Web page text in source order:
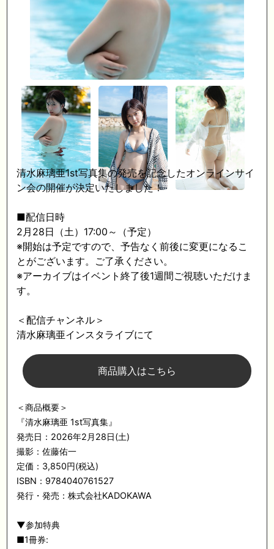
清水麻璃亜1st写真集の発売を記念したオンラインサイ
ン会の開催が決定いたしました！
■配信日時
2月28日（土）17:00～（予定）
※開始は予定ですので、予告なく前後に変更になるこ
とがございます。ご了承ください。
※アーカイブはイベント終了後1週間ご視聴いただけま
す。
＜配信チャンネル＞
清水麻璃亜インスタライブにて
商品購入はこちら
＜商品概要＞
『清水麻璃亜 1st写真集』
発売日：2026年2月28日(土)
撮影：佐藤佑一
定価：3,850円(税込)
ISBN：9784040761527
発行・発売：株式会社KADOKAWA
▼参加特典
■1冊券: